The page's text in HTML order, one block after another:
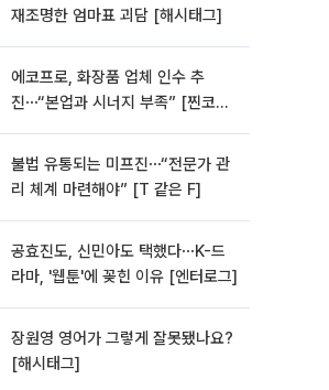
재조명한 엄마표 괴담 [해시태그]
에코프로, 화장품 업체 인수 추
진⋯“본업과 시너지 부족” [찐코노
불법 유통되는 미프진⋯“전문가 관
리 체계 마련해야” [T 같은 F]
공효진도, 신민아도 택했다⋯K-드
라마, '웹툰'에 꽂힌 이유 [엔터로그]
장원영 영어가 그렇게 잘못됐나요?
[해시태그]